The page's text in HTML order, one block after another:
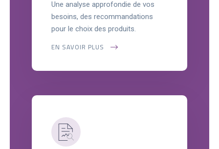
Une analyse approfondie de vos
besoins, des recommandations
pour le choix des produits.
EN SAVOIR PLUS